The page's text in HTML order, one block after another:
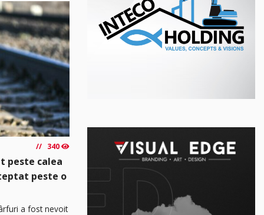
340
peste calea
peste o
a fost nevoit